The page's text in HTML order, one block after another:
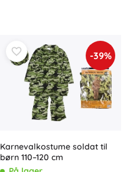
-39%
Karnevalkostume soldat til
børn 110–120 cm